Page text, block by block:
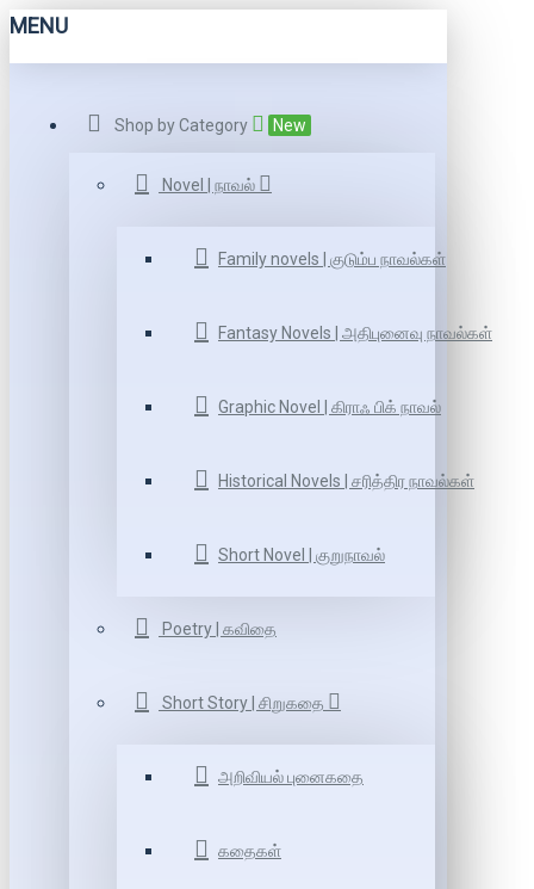
MENU
Shop by Category New
Novel | நாவல்
Family novels | குடும்ப நாவல்கள்
Fantasy Novels | அதிபுனைவு நாவல்கள்
Graphic Novel | கிராஃ பிக் நாவல்
Historical Novels | சரித்திர நாவல்கள்
Short Novel | குறுநாவல்
Poetry | கவிதை
Short Story | சிறுகதை
அறிவியல் புனைகதை
கதைகள்